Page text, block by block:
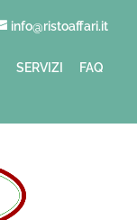
info@ristoaffari.it
SERVIZI
FAQ